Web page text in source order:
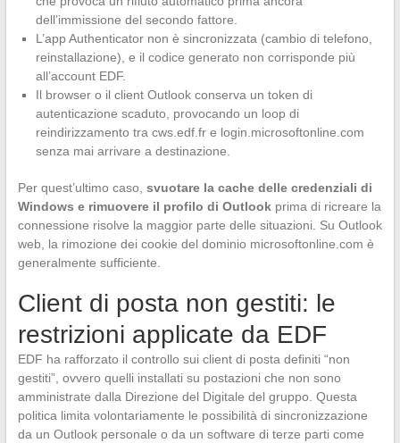
dell’immissione del secondo fattore.
L’app Authenticator non è sincronizzata (cambio di telefono,
reinstallazione), e il codice generato non corrisponde più
all’account EDF.
Il browser o il client Outlook conserva un token di
autenticazione scaduto, provocando un loop di
reindirizzamento tra cws.edf.fr e login.microsoftonline.com
senza mai arrivare a destinazione.
Per quest’ultimo caso, svuotare la cache delle credenziali di
Windows e rimuovere il profilo di Outlookprima di ricreare la
connessione risolve la maggior parte delle situazioni. Su Outlook
web, la rimozione dei cookie del dominio microsoftonline.com è
generalmente sufficiente.
Client di posta non gestiti: le
restrizioni applicate da EDF
EDF ha rafforzato il controllo sui client di posta definiti “non
gestiti”, ovvero quelli installati su postazioni che non sono
amministrate dalla Direzione del Digitale del gruppo. Questa
politica limita volontariamente le possibilità di sincronizzazione
da un Outlook personale o da un software di terze parti come